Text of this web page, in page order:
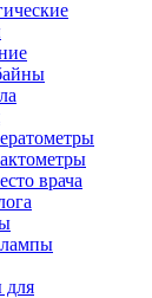
врача
для